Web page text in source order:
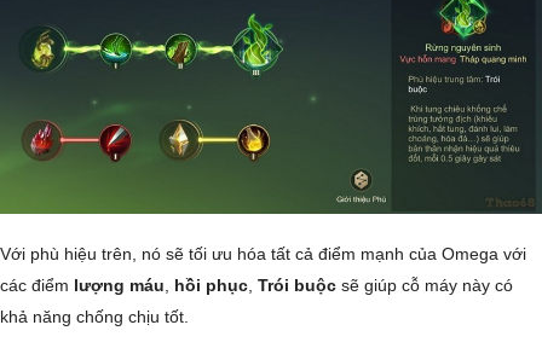
Với phù hiệu trên, nó sẽ tối ưu hóa tất cả điểm mạnh của Omega với
các điểm lượng máu hồi phục Trói buộc sẽ giúp cỗ máy này có
khả năng chống chịu tốt.